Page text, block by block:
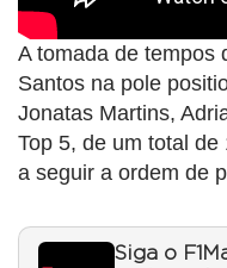
A tomada de tempos
Santos na pole
Jonatas Martins,
Top 5, de um total
a seguir a ordem de
Siga o